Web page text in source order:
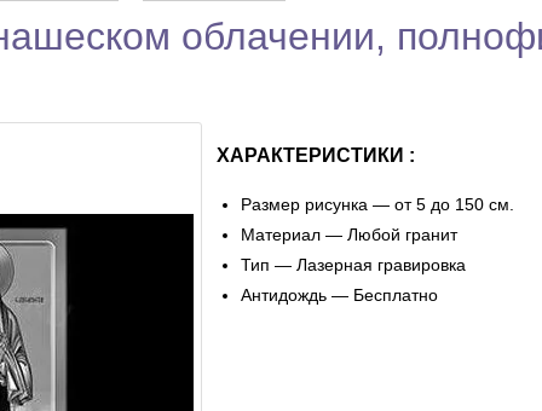
облачении,
ХАРАКТЕРИСТИКИ :
Размер рисунка — от 5 до 150 см.
Материал — Любой гранит
Тип — Лазерная гравировка
Антидождь — Бесплатно